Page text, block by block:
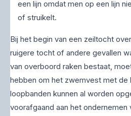
een lijn omdat men op een lijn
of struikelt.
Bij het begin van een zeiltocht
ruigere tocht of andere gevallen
van overboord raken bestaat,
hebben om het zwemvest met de
loopbanden kunnen al worden
voorafgaand aan het